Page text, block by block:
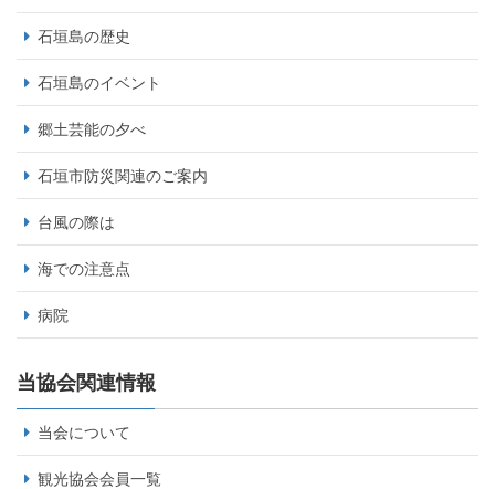
石垣島の歴史
石垣島のイベント
郷土芸能の夕べ
石垣市防災関連のご案内
台風の際は
海での注意点
病院
当協会関連情報
当会について
観光協会会員一覧